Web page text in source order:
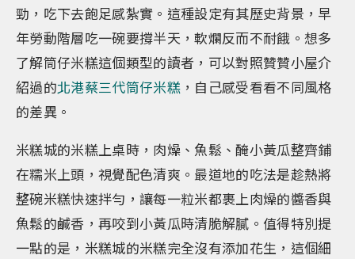
勁，吃下去飽足感紮實。這種設定有其歷史背景，早
年勞動階層吃一碗要撐半天，軟爛反而不耐餓。想多
了解筒仔米糕這個類型的讀者，可以對照贊贊小屋介
紹過的北港蔡三代筒仔米糕 ，自己感受看看不同風格
的差異。
米糕城的米糕上桌時，肉燥、魚鬆、醃小黃瓜整齊鋪
在糯米上頭，視覺配色清爽。最道地的吃法是趁熱將
整碗米糕快速拌勻，讓每一粒米都裹上肉燥的醬香與
魚鬆的鹹香，再咬到小黃瓜時清脆解膩。值得特別提
一點的是，米糕城的米糕完全沒有添加花生，這個細